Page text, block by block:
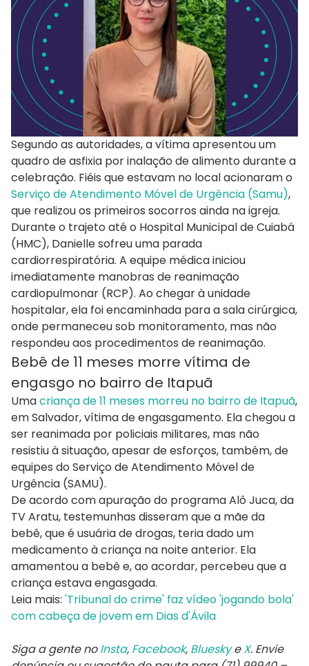
Segundo as autoridades, a vítima apresentou um
quadro de asfixia por inalação de alimento durante a
celebração. Fiéis que estavam no local acionaram o
Serviço de Atendimento Móvel de Urgência (Samu),
que realizou os primeiros socorros ainda na igreja.
Durante o trajeto até o Hospital Municipal de Cuiabá
(HMC), Danielle sofreu uma parada
cardiorrespiratória. A equipe médica iniciou
imediatamente manobras de reanimação
cardiopulmonar (RCP). Ao chegar à unidade
hospitalar, ela foi encaminhada para a sala cirúrgica,
onde permaneceu sob monitoramento, mas não
respondeu aos procedimentos de reanimação.
Bebê de 11 meses morre vítima de
engasgo no bairro de Itapuã
Umacriança de 11 meses morreu no bairro de Itapuã,
em Salvador, vítima de engasgamento. Ela chegou a
ser reanimada por policiais militares, mas não
resistiu à situação, apesar de esforços, também, de
equipes do Serviço de Atendimento Móvel de
Urgência (SAMU).
De acordo com apuração do programa Alô Juca, da
TV Aratu, testemunhas disseram que a mãe da
bebê, que é usuária de drogas, teria dado um
medicamento à criança na noite anterior. Ela
amamentou a bebê e, ao acordar, percebeu que a
criança estava engasgada.
Leia mais: 'Tribunal do crime' faz vídeo 'jogando bola'
com cabeça de jovem em Dias d'Ávila
Siga a gente noInsta, Facebook, BlueskyeX. Envie